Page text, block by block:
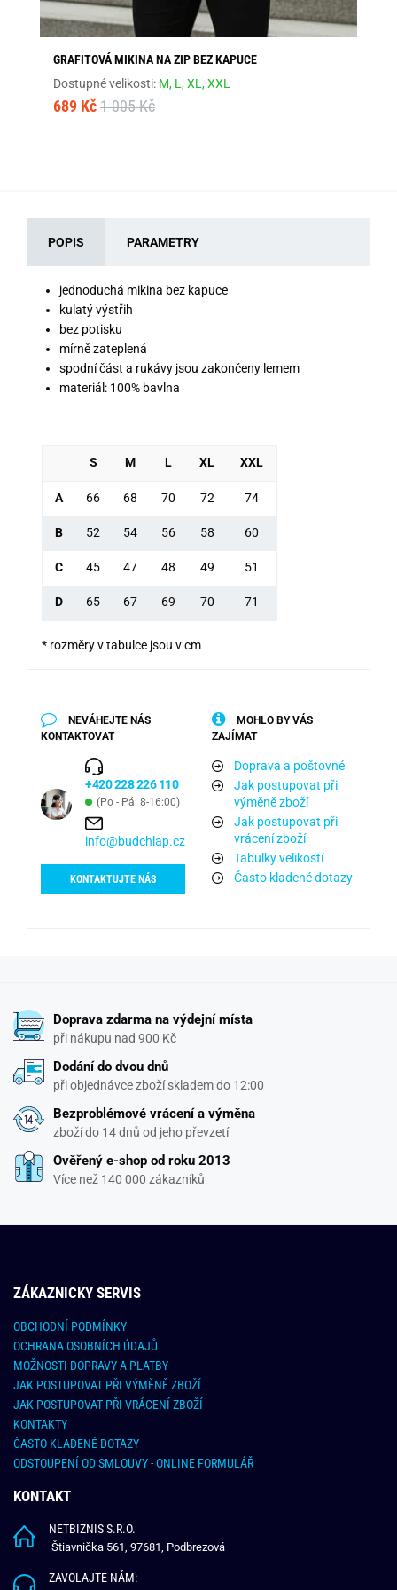
GRAFITOVÁ MIKINA NA ZIP BEZ KAPUCE
Dostupné velikosti: M, L,XL,XXL
689 Kč 1 005 Kč
POPIS PARAMETRY
jednoduchá mikina bez kapuce
kulatý výstřih
bez potisku
mírně zateplená
spodní část a rukávy jsou zakončeny lemem
materiál: 100% bavlna
S M L XL XXL
A 66 68 70 72 74
B 52 54 56 58 60
C 45 47 48 49 51
D 65 67 69 70 71
* rozměry v tabulce jsou v cm
NEVÁHEJTE NÁS
KONTAKTOVAT
+420 228 226 110
(Po - Pá: 8-16:00)
info@budchlap.cz
KONTAKTUJTE NÁS
MOHLO BY VÁS
ZAJÍMAT
Doprava a poštovné
Jak postupovat při
výměně zboží
Jak postupovat při
vrácení zboží
Tabulky velikostí
Často kladené dotazy
Doprava zdarma na výdejní místa
při nákupu nad 900 Kč
Dodání do dvou dnů
při objednávce zboží skladem do 12:00
Bezproblémové vrácení a výměna
zboží do 14 dnů od jeho převzetí
Ověřený e-shop od roku 2013
Více než 140 000 zákazníků
ZÁKAZNICKY SERVIS
OBCHODNÍ PODMÍNKY
OCHRANA OSOBNÍCH ÚDAJŮ
MOŽNOSTI DOPRAVY A PLATBY
JAK POSTUPOVAT PŘI VÝMĚNĚ ZBOŽÍ
JAK POSTUPOVAT PŘI VRÁCENÍ ZBOŽÍ
KONTAKTY
ČASTO KLADENÉ DOTAZY
ODSTOUPENÍ OD SMLOUVY - ONLINE FORMULÁŘ
KONTAKT
NETBIZNIS S.R.O.
Štiavnička 561, 97681, Podbrezová
ZAVOLAJTE NÁM: